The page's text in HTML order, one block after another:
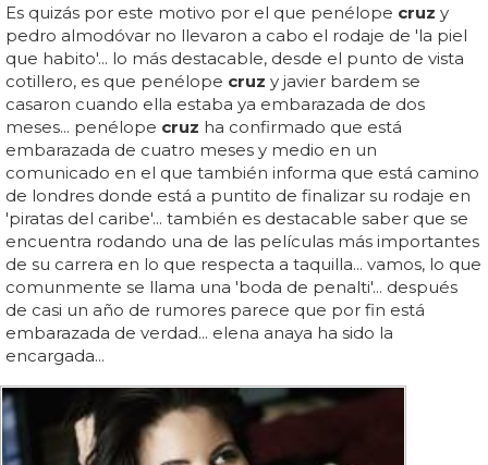
Es quizás por este motivo por el que penélope cruz y
pedro almodóvar no llevaron a cabo el rodaje de 'la piel
que habito'... lo más destacable, desde el punto de vista
cotillero, es que penélope cruz y javier bardem se
casaron cuando ella estaba ya embarazada de dos
meses... penélope cruz ha confirmado que está
embarazada de cuatro meses y medio en un
comunicado en el que también informa que está camino
de londres donde está a puntito de finalizar su rodaje en
'piratas del caribe'... también es destacable saber que se
encuentra rodando una de las películas más importantes
de su carrera en lo que respecta a taquilla... vamos, lo que
comunmente se llama una 'boda de penalti'... después
de casi un año de rumores parece que por fin está
embarazada de verdad... elena anaya ha sido la
encargada...